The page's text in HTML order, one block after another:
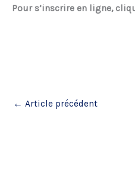
Pour s’inscrire en ligne,
← Article précédent